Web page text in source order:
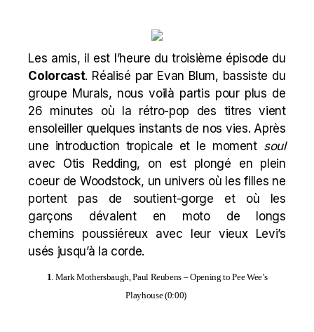
Les amis, il est l’heure du troisième épisode du
Colorcast. Réalisé par Evan Blum, bassiste du
groupe Murals, nous voilà partis pour plus de
26 minutes où la rétro-pop des titres vient
ensoleiller quelques instants de nos vies. Après
une introduction tropicale et le moment soul
avec Otis Redding, on est plongé en plein
coeur de Woodstock, un univers où les filles ne
portent pas de soutient-gorge et où les
garçons dévalent en moto de longs
chemins poussiéreux avec leur vieux Levi’s
usés jusqu’à la corde.
1. Mark Mothersbaugh, Paul Reubens – Opening to Pee Wee’s
Playhouse (0:00)